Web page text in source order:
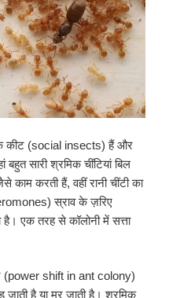
कीट (social insects) हैं और
बहुत सारी श्रमिक चींटियां बिल
करती हैं, वहीं रानी चींटी का
स्राव के ज़रिए
है। एक तरह से कॉलोनी में सत्ता
(power shift in ant colony)
जाती है या मर जाती है। श्रमिक